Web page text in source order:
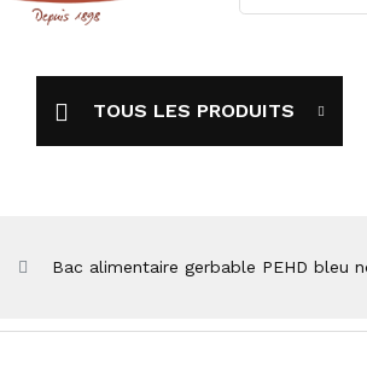
TOUS LES PRODUITS
Bac alimentaire gerbable PEHD bleu